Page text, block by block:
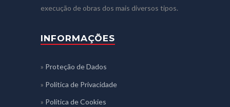
execução de obras dos mais diversos tipos.
INFORMAÇÕES
» Proteção de Dados
» Política de Privacidade
» Política de Cookies